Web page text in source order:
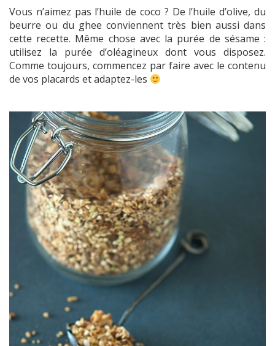
Vous n’aimez pas l’huile de coco ? De l’huile d’olive, du
beurre ou du ghee conviennent très bien aussi dans
cette recette. Même chose avec la purée de sésame :
utilisez la purée d’oléagineux dont vous disposez.
Comme toujours, commencez par faire avec le contenu
de vos placards et adaptez-les